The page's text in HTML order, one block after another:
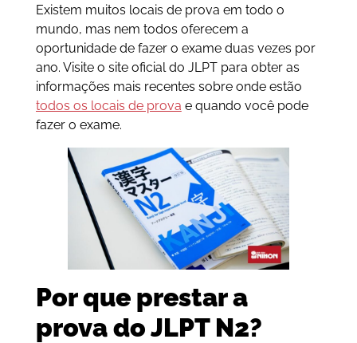
Existem muitos locais de prova em todo o
mundo, mas nem todos oferecem a
oportunidade de fazer o exame duas vezes por
ano. Visite o site oficial do JLPT para obter as
informações mais recentes sobre onde estão
todos os locais de prova e quando você pode
fazer o exame.
Por que prestar a
prova do JLPT N2?